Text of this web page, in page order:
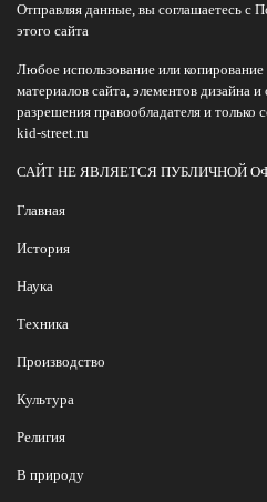
Отправляя данные, вы соглашаетесь с
этого сайта
Любое использование или
материалов сайта, элементов дизайна
разрешения правообладателя и только
kid-street.ru
САЙТ НЕ ЯВЛЯЕТСЯ ПУБЛИЧНОЙ
Главная
История
Наука
Техника
Производство
Культура
Религия
В природу